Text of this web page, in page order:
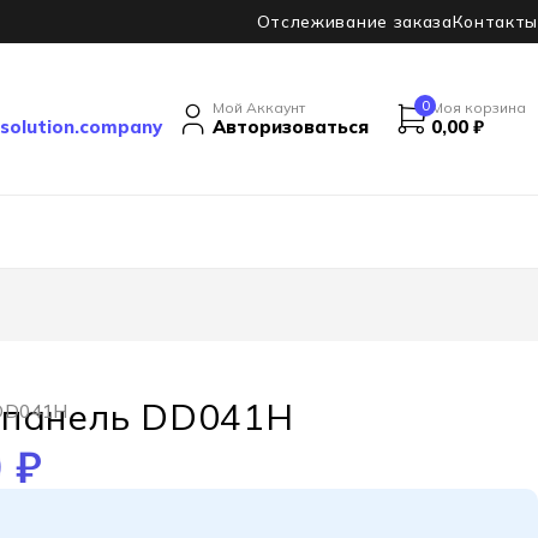
Отслеживание заказаКонтакты
Мой Аккаунт
Авторизоваться
0 Моя корзина
0,00 ₽
DD041H
₽